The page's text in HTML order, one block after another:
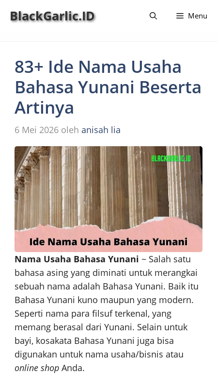
BlackGarlic.ID Menu
83+ Ide Nama Usaha
Bahasa Yunani Beserta
Artinya
6 Mei 2026 oleh anisah lia
Nama Usaha Bahasa Yunani ~ Salah satu
bahasa asing yang diminati untuk merangkai
sebuah nama adalah Bahasa Yunani. Baik itu
Bahasa Yunani kuno maupun yang modern.
Seperti nama para filsuf terkenal, yang
memang berasal dari Yunani. Selain untuk
bayi, kosakata Bahasa Yunani juga bisa
digunakan untuk nama usaha/bisnis atau
online shop Anda.